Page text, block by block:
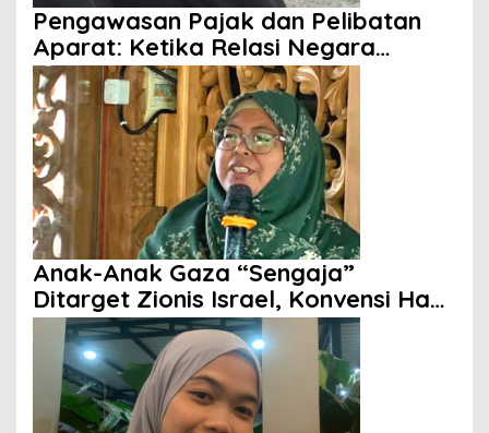
Pengawasan Pajak dan Pelibatan
Aparat: Ketika Relasi Negara
dengan Rakyat Dipertanyakan
Anak-Anak Gaza “Sengaja”
Ditarget Zionis Israel, Konvensi Hak
Anak Tak Berdaya